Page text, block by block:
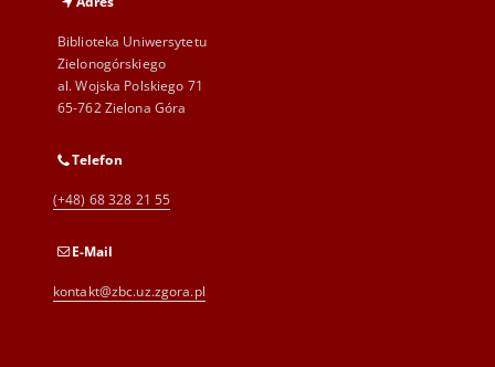
Biblioteka Uniwersytetu
Zielonogórskiego
al. Wojska Polskiego 71
65-762 Zielona Góra
Telefon
(+48) 68 328 21 55
E-Mail
kontakt@zbc.uz.zgora.pl